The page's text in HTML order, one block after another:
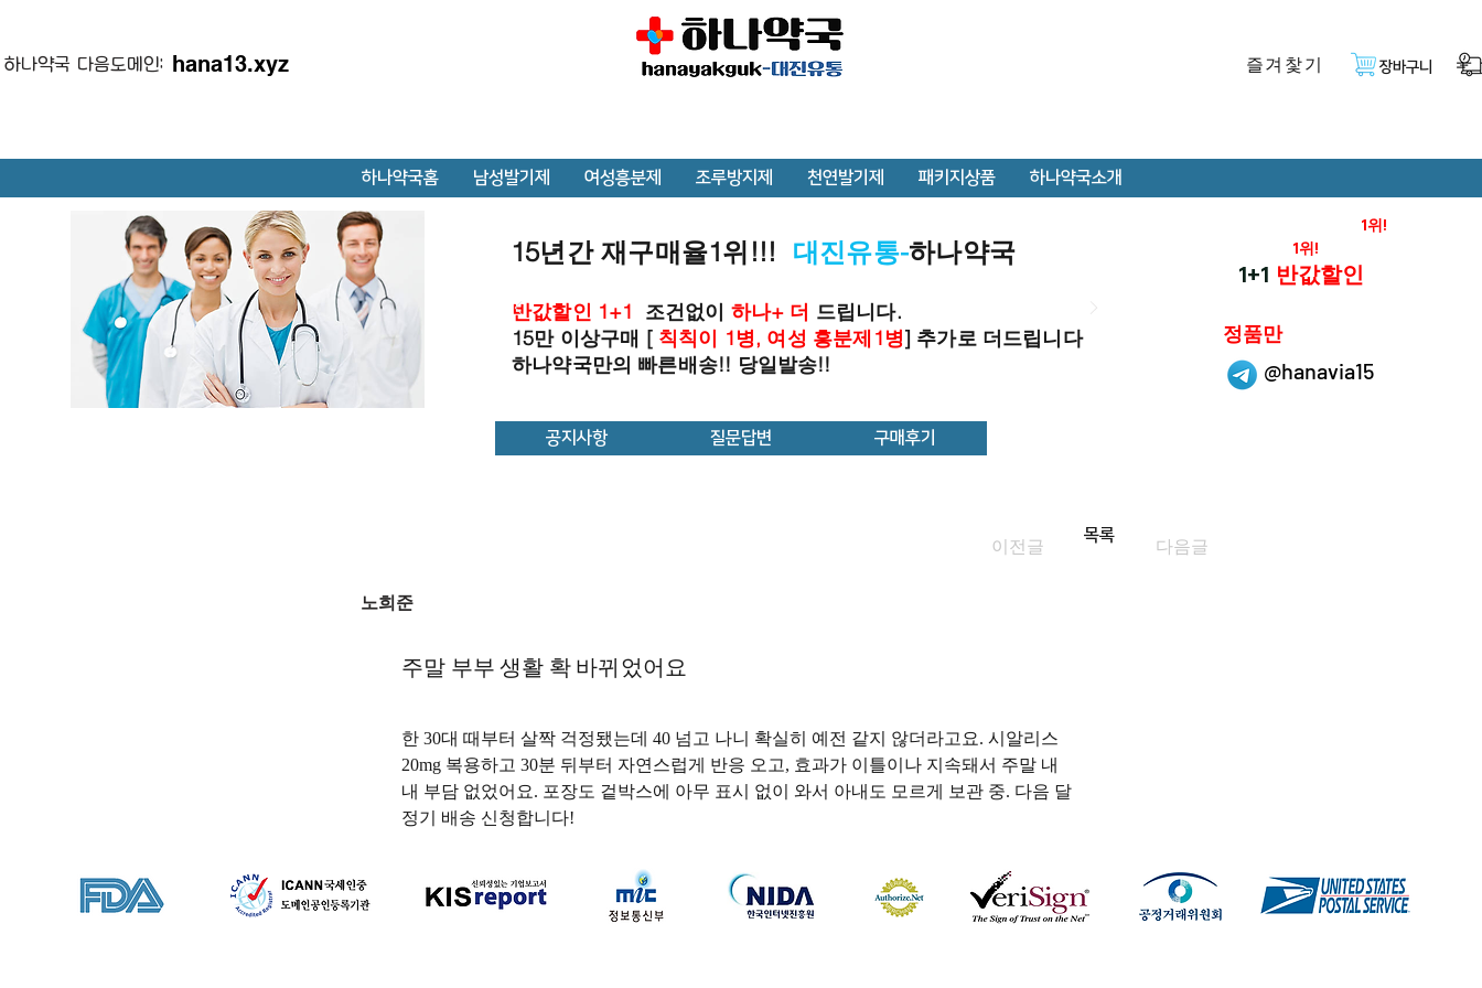
하나약국 다음도메인: hana13.xyz 즐겨찿기 장바구니
하나약국홈 남성발기제 여성흥분제 조루방지제 천연발기제 패키지상품 하나약국소개
15년간 재구매율1위!!! 대진유통-하나약국
반값할인 1+1 조건없이 하나+ 더 드립니다.
15만 이상구매 [ 칙칙이 1병, 여성 흥분제1병] 추가로 더드립니다
하나약국만의 빠른배송!! 당일발송!!
@hanavia15
1위!
1위!
1+1 반값할인
정품만
공지사항 질문답변 구매후기
이전글
목록
다음글
노희준
주말 부부 생활 확 바뀌었어요
한 30대 때부터 살짝 걱정됐는데 40 넘고 나니 확실히 예전 같지 않더라고요. 시알리스
20mg 복용하고 30분 뒤부터 자연스럽게 반응 오고, 효과가 이틀이나 지속돼서 주말 내
내 부담 없었어요. 포장도 겉박스에 아무 표시 없이 와서 아내도 모르게 보관 중. 다음 달
정기 배송 신청합니다!